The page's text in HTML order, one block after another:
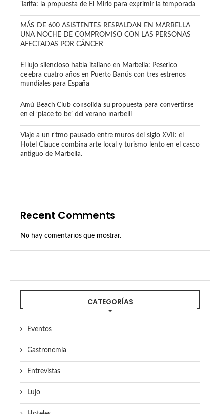
Tarifa: la propuesta de El Mirlo para exprimir la temporada
MÁS DE 600 ASISTENTES RESPALDAN EN MARBELLA
UNA NOCHE DE COMPROMISO CON LAS PERSONAS
AFECTADAS POR CÁNCER
El lujo silencioso habla italiano en Marbella: Peserico
celebra cuatro años en Puerto Banús con tres estrenos
mundiales para España
Amù Beach Club consolida su propuesta para convertirse
en el ‘place to be’ del verano marbellí
Viaje a un ritmo pausado entre muros del siglo XVII: el
Hotel Claude combina arte local y turismo lento en el casco
antiguo de Marbella.
Recent Comments
No hay comentarios que mostrar.
CATEGORÍAS
Eventos
Gastronomía
Entrevistas
Lujo